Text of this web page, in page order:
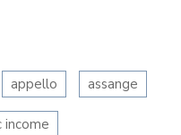
appello assange
income